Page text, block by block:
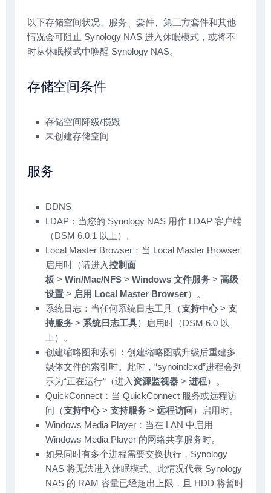
以下存储空间状况、服务、套件、第三方套件和其他
情况会可阻止 Synology NAS 进入休眠模式，或将不
时从休眠模式中唤醒 Synology NAS。
存储空间条件
存储空间降级/损毁
未创建存储空间
服务
DDNS
LDAP：当您的 Synology NAS 用作 LDAP 客户端
（DSM 6.0.1 以上）。
Local Master Browser：当 Local Master Browser
启用时（请进入控制面
板 > Win/Mac/NFS > Windows 文件服务 > 高级
设置 > 启用 Local Master Browser）。
系统日志：当任何系统日志工具（支持中心> 支
持服务 > 系统日志工具）启用时（DSM 6.0 以
上）。
创建缩略图和索引：创建缩略图或升级后重建多
媒体文件的索引时。此时，“synoindexd”进程会列
示为“正在运行”（进入 资源监视器 > 进程）。
QuickConnect：当 QuickConnect 服务或远程访
问（支持中心> 支持服务 > 远程访问）启用时。
Windows Media Player：当在 LAN 中启用
Windows Media Player 的网络共享服务时。
如果同时有多个进程需要交换执行，Synology
NAS 将无法进入休眠模式。此情况代表 Synology
NAS 的 RAM 容量已经超出上限，且 HDD 将暂时